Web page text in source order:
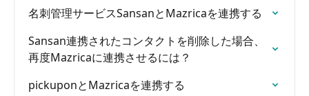
名刺管理サービスSansanとMazricaを連携する
Sansan連携されたコンタクトを削除した場合、
再度Mazricaに連携させるには？
pickuponとMazricaを連携する